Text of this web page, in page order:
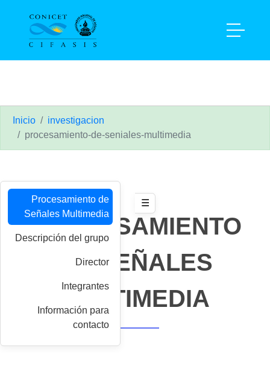
Inicio
investigacion
procesamiento-de-seniales-multimedia
Inicio
investigacion
procesamiento-de-seniales-multimedia
☰
Procesamiento de
Señales Multimedia
Descripción del grupo
Director
Integrantes
Información para
contacto
PROCESAMIENTO
DE SEÑALES
MULTIMEDIA